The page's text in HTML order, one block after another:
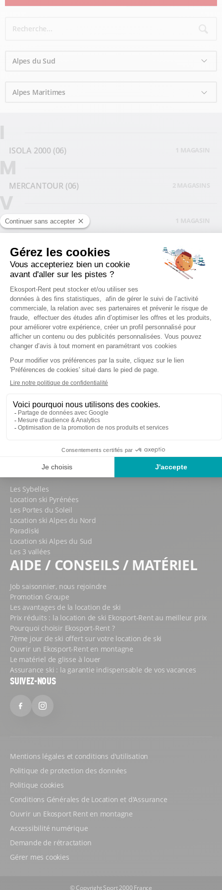
1 MAGASIN
ISOLA 2000 (06)
2 MAGASINS
MERCANTOUR (06)
1 MAGASIN
VALBERG(06)
STATIONS DE SKI
Location ski Serre Chevalier
Location ski Les Menuires
Location ski Chamrousse
Location ski Les Gets
Location ski Chamonix
Location ski La Plagne
Location ski Les Orres
Location ski Morzine
Location ski La Toussuire
Location ski Courchevel
Location ski Peisey Vallandry
Location ski Alpe d'Huez
Location ski Auris en Oisans
Location ski La Rosière
MASSIFS / DOMAINES
Les Sybelles
Location ski Pyrénées
Les Portes du Soleil
Location ski Alpes du Nord
Paradiski
Location ski Alpes du Sud
Les 3 vallées
AIDE / CONSEILS / MATÉRIEL
Job saisonnier, nous rejoindre
Promotion Groupe
Les avantages de la location de ski
Prix réduits : la location de ski Ekosport-Rent au meilleur prix
Pourquoi choisir Ekosport-Rent ?
7ème jour de ski offert sur votre location de ski
Ouvrir un Ekosport-Rent en montagne
Le matériel de glisse à louer
Assurance ski : la garantie indispensable de vos vacances
SUIVEZ-NOUS
FacebookInstagram
Mentions légales et conditions d'utilisation
Politique de protection des données
Politique cookies
Conditions Générales de Location et d'Assurance
Ouvrir un Ekosport Rent en montagne
Accessibilité numérique
Demande de rétractation
Gérer mes cookies
© Copyright Sport 2000 France